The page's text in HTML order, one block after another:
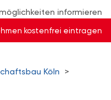
informieren
kostenfrei eintragen
Köln
>